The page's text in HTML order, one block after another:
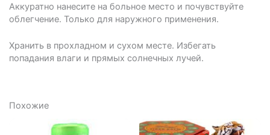
Аккуратно нанесите на больное место и почувствуйте
облегчение. Только для наружного применения.
Хранить в прохладном и сухом месте. Избегать
попадания влаги и прямых солнечных лучей.
Похожие